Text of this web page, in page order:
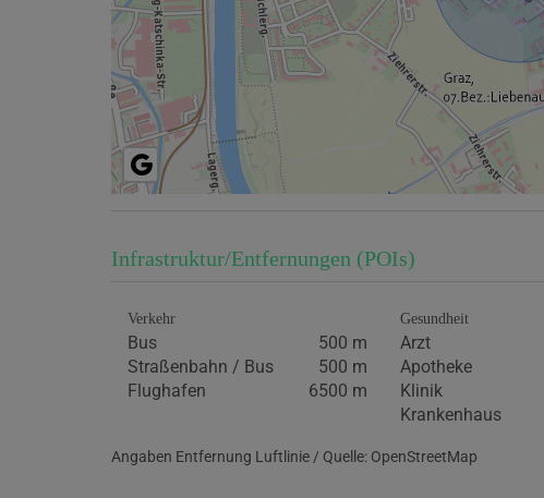
Infrastruktur/Entfernungen (POIs)
Verkehr
Bus
500 m
Straßenbahn / Bus
500 m
Flughafen
6500 m
Gesundheit
Arzt
Apotheke
Klinik
Krankenhaus
Angaben Entfernung Luftlinie / Quelle: OpenStreetMap